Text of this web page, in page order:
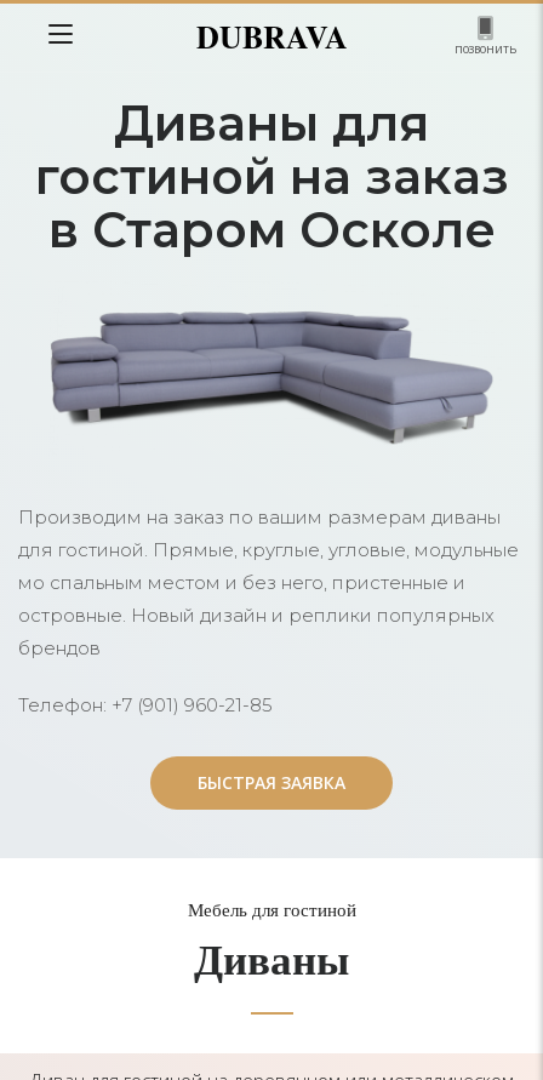
DUBRAVA позвонить
Диваны для
гостиной на заказ
в Старом Осколе
Производим на заказ по вашим размерам диваны
для гостиной. Прямые, круглые, угловые, модульные
мо спальным местом и без него, пристенные и
островные. Новый дизайн и реплики популярных
брендов
Телефон: +7 (901) 960-21-85
БЫСТРАЯ ЗАЯВКА
БЫСТРАЯ ЗАЯВКА
Мебель для гостиной
Диваны